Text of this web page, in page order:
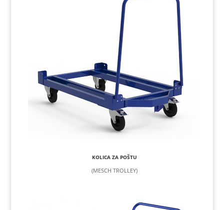
KOLICA ZA POŠTU
(MESCH TROLLEY)